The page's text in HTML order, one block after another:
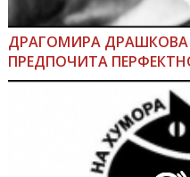
ДРАГОМИРА
ПРЕДПОЧИТА